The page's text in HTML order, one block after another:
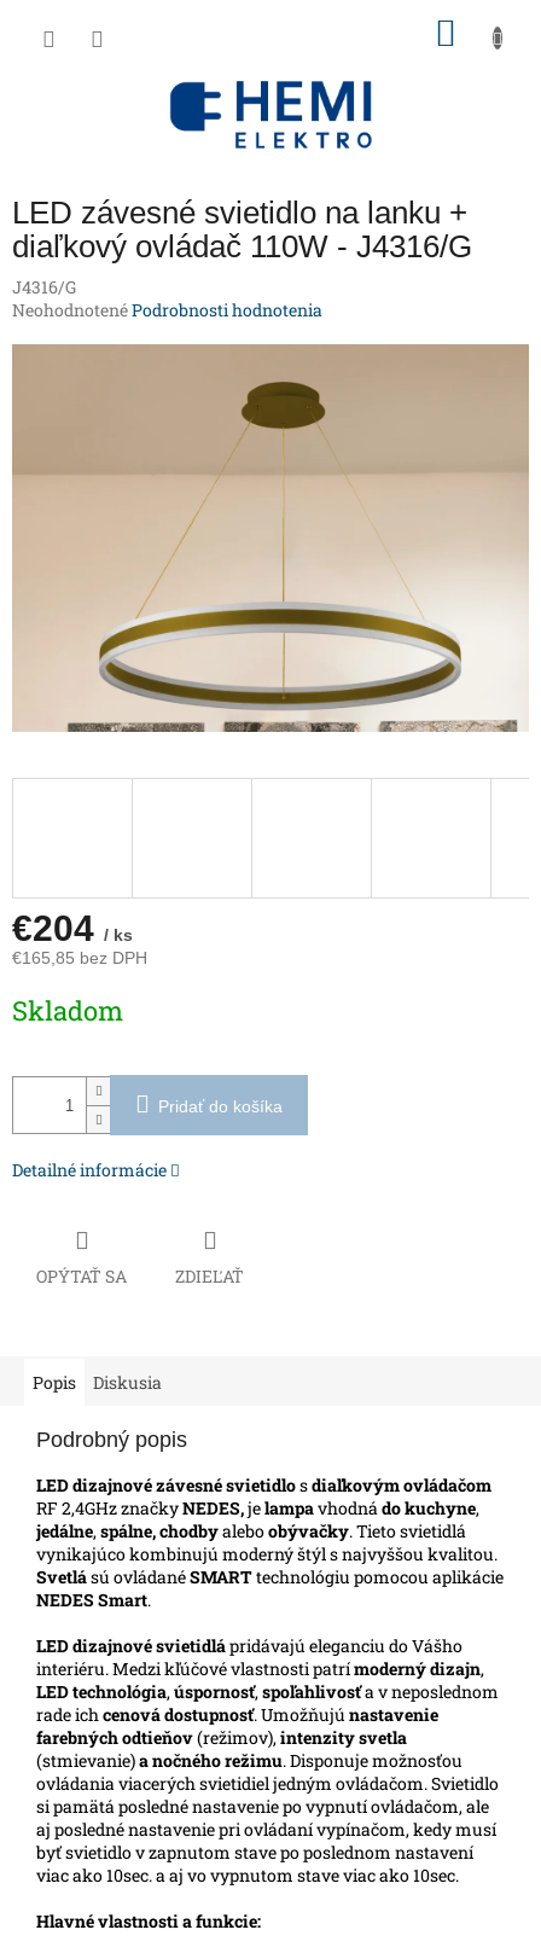
LED závesné svietidlo na lanku +
diaľkový ovládač 110W - J4316/G
J4316/G
Priemerné
NeohodnotenéPodrobnosti hodnotenia
€204 / ks
€165,85 bez DPH
cena:
Skladom
Pridať do košíka
Detailné informácie
OPÝTAŤ SA ZDIEĽAŤ
Popis Diskusia
Podrobný popis
LED dizajnové závesné svietidlosdiaľkovým ovládačom
RF 2,4GHz značkyNEDES,jelampavhodnádo kuchyne,
jedálne,spálne, chodbyaleboobývačky. Tieto svietidlá
vynikajúco kombinujú moderný štýl s najvyššou kvalitou.
Svetlású ovládanéSMARTtechnológiu pomocou aplikácie
NEDES Smart.
LEDdizajnové svietidlápridávajú eleganciu do Vášho
interiéru. Medzi kľúčové vlastnosti patrímoderný dizajn,
LED technológia,úspornosť,spoľahlivosťa v neposlednom
rade ichcenová dostupnosť. Umožňujú nastavenie
farebných odtieňov(režimov),intenzity svetla
(stmievanie)a nočného režimu. Disponuje možnosťou
ovládania viacerých svietidiel jedným ovládačom. Svietidlo
si pamätá posledné nastavenie po vypnutí ovládačom, ale
aj posledné nastavenie pri ovládaní vypínačom, kedy musí
byť svietidlo v zapnutom stave po poslednom nastavení
viac ako 10sec. a aj vo vypnutom stave viac ako 10sec.
Hlavné vlastnosti a funkcie: